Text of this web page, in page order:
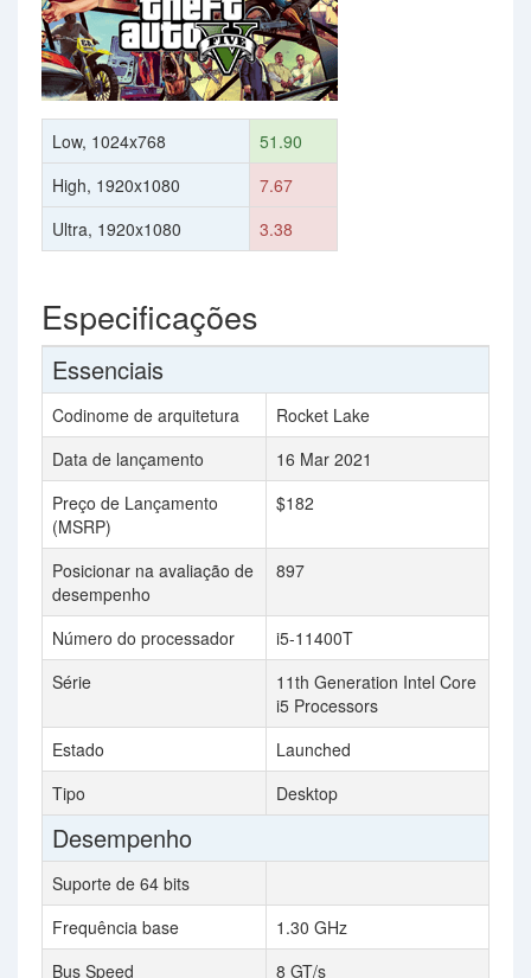
Low, 1024x768
51.90
High, 1920x1080
7.67
Ultra, 1920x1080
3.38
Especificações
Essenciais
Codinome de arquitetura
Rocket Lake
Data de lançamento
16 Mar 2021
Preço de Lançamento
(MSRP)
$182
Posicionar na avaliação de
desempenho
897
Número do processador
i5-11400T
Série
11th Generation Intel Core
i5 Processors
Estado
Launched
Tipo
Desktop
Desempenho
Suporte de 64 bits
Frequência base
1.30 GHz
Bus Speed
8 GT/s